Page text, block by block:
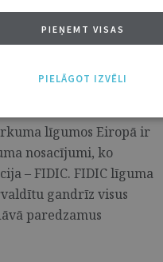
līgumos Eiropā ir
nosacījumi, ko
– FIDIC. FIDIC līguma
gandrīz visus
paredzamus
PIEŅEMT VISAS
PIELĀGOT IZVĒLI